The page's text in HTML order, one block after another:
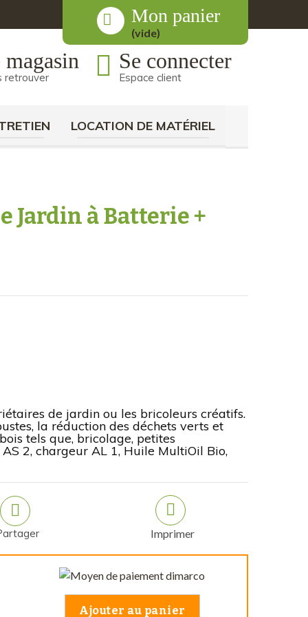
Mon panier
(vide)
retrouver
Se connecter
Espace client
LOCATION DE MATÉRIEL
Jardin à Batterie +
de jardin ou les bricoleurs créatifs.
la réduction des déchets verts et
tels que, bricolage, petites
2, chargeur AL 1, Huile MultiOil Bio,
Imprimer
Ajouter au panier